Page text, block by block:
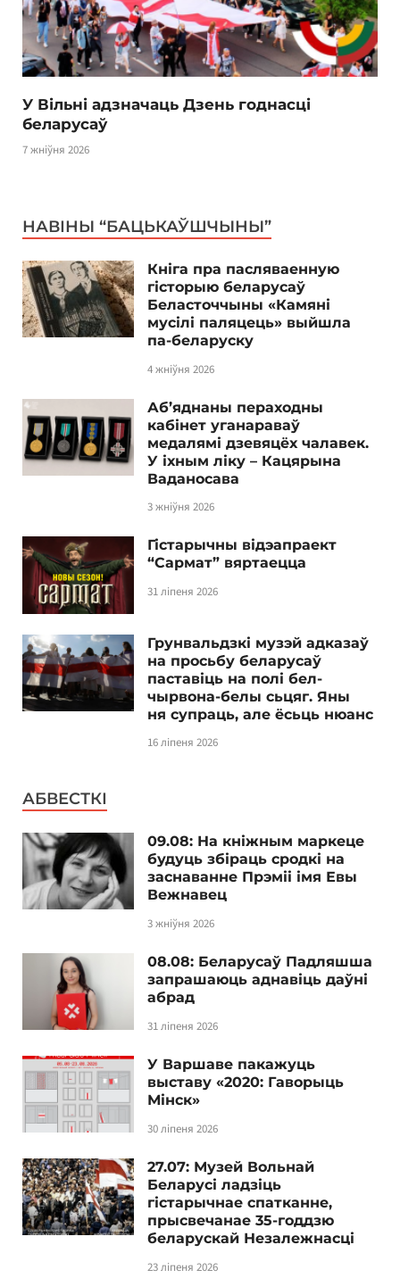
У Вільні адзначаць Дзень годнасці
беларусаў
7 жніўня 2026
НАВІНЫ “БАЦЬКАЎШЧЫНЫ”
Кніга пра пасляваенную
гісторыю беларусаў
Беласточчыны «Камяні
мусілі паляцець» выйшла
па-беларуску
4 жніўня 2026
Аб’яднаны пераходны
кабінет уганараваў
медалямі дзевяцёх чалавек.
У іхным ліку – Кацярына
Ваданосава
3 жніўня 2026
Гістарычны відэапраект
“Сармат” вяртаецца
31 ліпеня 2026
Грунвальдзкі музэй адказаў
на просьбу беларусаў
паставіць на полі бел-
чырвона-белы сьцяг. Яны
ня супраць, але ёсьць нюанс
16 ліпеня 2026
АБВЕСТКІ
09.08: На кніжным маркеце
будуць збіраць сродкі на
заснаванне Прэміі імя Евы
Вежнавец
3 жніўня 2026
08.08: Беларусаў Падляшша
запрашаюць аднавіць даўні
абрад
31 ліпеня 2026
У Варшаве пакажуць
выставу «2020: Гаворыць
Мінск»
30 ліпеня 2026
27.07: Музей Вольнай
Беларусі ладзіць
гістарычнае спатканне,
прысвечанае 35-годдзю
беларускай Незалежнасці
23 ліпеня 2026